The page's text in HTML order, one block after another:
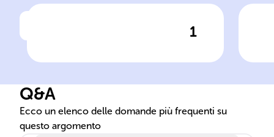
1
servofreno si fonda sulla
l'______ del dispositivo e
l'ambiente ______.
Q&A
Ecco un elenco delle domande più frequenti su
questo argomento